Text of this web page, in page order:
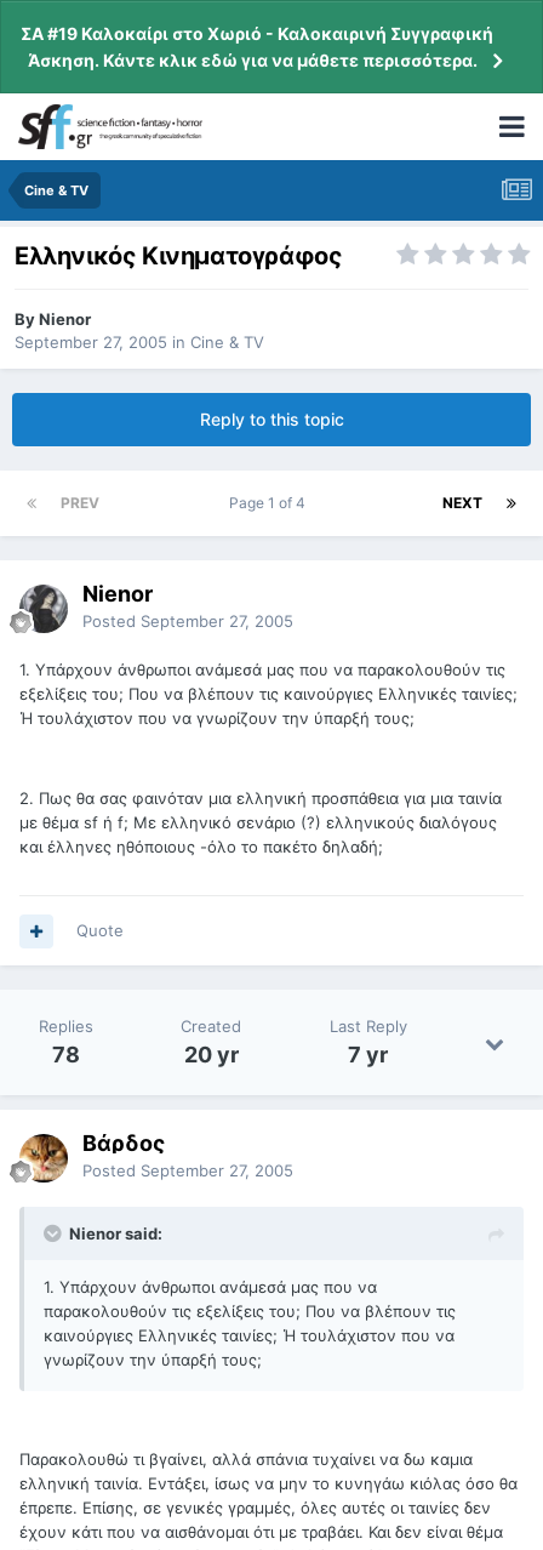
ΣΑ #19 Καλοκαίρι στο Χωριό - Καλοκαιρινή Συγγραφική
Άσκηση. Κάντε κλικ εδώ για να μάθετε περισσότερα.
Cine & TV
Ελληνικός Κινηματογράφος
ByNienor
September 27, 2005 in Cine & TV
Reply to this topic
PREV NEXT
Page 1 of 4
Nienor
Posted September 27, 2005
1. Υπάρχουν άνθρωποι ανάμεσά μας που να παρακολουθούν τις
εξελίξεις του; Που να βλέπουν τις καινούργιες Ελληνικές ταινίες;
Ή τουλάχιστον που να γνωρίζουν την ύπαρξή τους;
2. Πως θα σας φαινόταν μια ελληνική προσπάθεια για μια ταινία
με θέμα sf ή f; Με ελληνικό σενάριο (?) ελληνικούς διαλόγους
και έλληνες ηθόποιους -όλο το πακέτο δηλαδή;
Quote
Replies
78
Created
20 yr
Last Reply
7 yr
Βάρδος
Posted September 27, 2005
Nienor said:
1. Υπάρχουν άνθρωποι ανάμεσά μας που να
παρακολουθούν τις εξελίξεις του; Που να βλέπουν τις
καινούργιες Ελληνικές ταινίες; Ή τουλάχιστον που να
γνωρίζουν την ύπαρξή τους;
Παρακολουθώ τι βγαίνει, αλλά σπάνια τυχαίνει να δω καμια
ελληνική ταινία. Εντάξει, ίσως να μην το κυνηγάω κιόλας όσο θα
έπρεπε. Επίσης, σε γενικές γραμμές, όλες αυτές οι ταινίες δεν
έχουν κάτι που να αισθάνομαι ότι με τραβάει. Και δεν είναι θέμα